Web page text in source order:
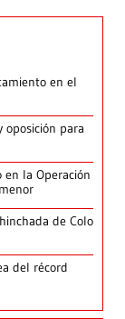
en el
oposición para
la Operación
de Colo
del récord